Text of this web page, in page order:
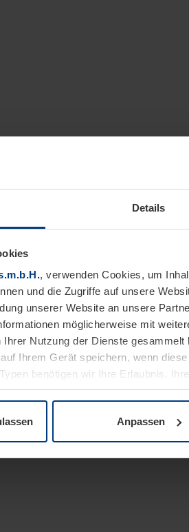
Details
, verwenden Cookies, um
und die Zugriffe auf unsere
unserer Website an unsere
möglicherweise mit
Nutzung der Dienste gesammelt
Ihrem Gerät speichern, wenn
benötigen wir Ihre Erlaubnis.
unserer Website
Anpassen